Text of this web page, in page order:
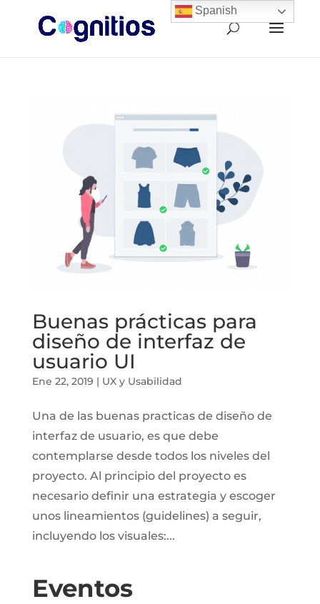
Buenas prácticas para
diseño de interfaz de
usuario UI
Ene 22, 2019 | UX y Usabilidad
Una de las buenas practicas de diseño de
interfaz de usuario, es que debe
contemplarse desde todos los niveles del
proyecto. Al principio del proyecto es
necesario definir una estrategia y escoger
unos lineamientos (guidelines) a seguir,
incluyendo los visuales:...
Eventos
Spanish